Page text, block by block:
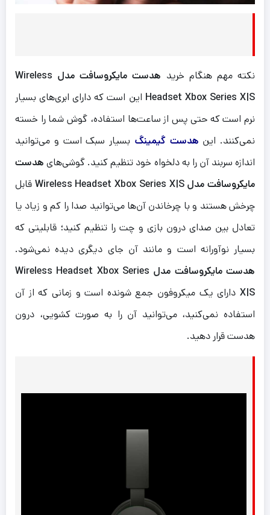
نکته مهم هنگام خرید
هدست مایکروسافت مدل Wireless
Headset Xbox Series X|S این است که دارای ابری‌های بسیار
نرم است که حتی پس از ساعت‌ها استفاده، گوش شما را خسته
نمی‌کنند. این هدست گیمینگ بسیار سبک است و می‌توانید
اندازه سربند آن را به دلخواه خود تنظیم کنید. گوشی‌های هدست
مایکروسافت مدل Wireless Headset Xbox Series X|S
قابل
چرخش هستند و با چرخاندن آن‌ها می‌توانید صدا را کم و زیاد یا
تعادل بین صدای درون بازی و چت را تنظیم کنید؛ قابلیتی که
بسیار نوآورانه است و مانند آن جای دیگری دیده نمی‌شود.
هدست مایکروسافت مدل Wireless Headset Xbox Series
X|S دارای یک میکروفون جمع شونده است و زمانی که از آن
استفاده نمی‌کنید، می‌‌توانید آن را به صورت کشویی، درون
هدست قرار دهید.